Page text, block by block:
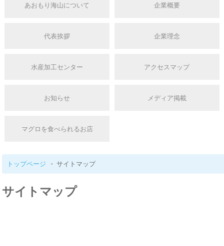
あおもり海山について 企業概要
代表挨拶 企業理念
水産加工センター アクセスマップ
お知らせ メディア掲載
マグロを食べられるお店
トップページ サイトマップ
サイトマップ